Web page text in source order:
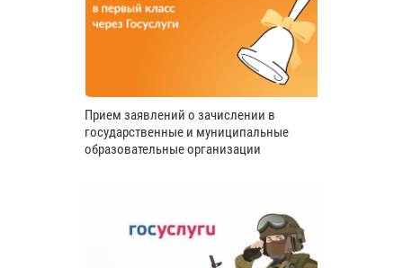
Прием заявлений о зачислении в
государственные и муниципальные
образовательные организации